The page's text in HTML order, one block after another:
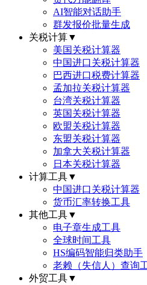
AI智能对话助手
群发报价批量生成
关税计算▼
美国关税计算器
中国进口关税计算器
巴西进口税费计算器
孟加拉关税计算器
台湾关税计算器
英国关税计算器
欧盟关税计算器
东盟关税计算器
加拿大关税计算器
日本关税计算器
计算工具▼
中国进口关税计算器
货币汇率转换工具
其他工具▼
电子章生成工具
全球时间工具
HS编码智能归类助手
老赖（失信人）查询
外贸工具▼